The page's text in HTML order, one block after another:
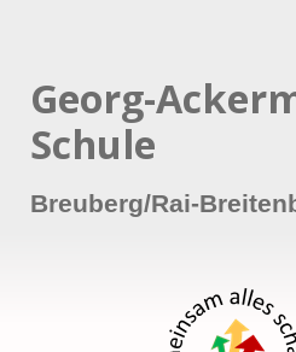
Georg-
Schule
Breuberg/Rai-